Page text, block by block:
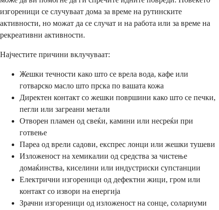
изгореници се случуваат дома за време на рутинските
активности, но можат да се случат и на работа или за време на
рекреативни активности.
Најчестите причини вклучуваат:
Жешки течности како што се врела вода, кафе или
готварско масло што прска по вашата кожа
Директен контакт со жешки површини како што се печки,
пегли или загреани метали
Отворен пламен од свеќи, камини или несреќи при
готвење
Пареа од врели садови, експрес лонци или жешки тушеви
Изложеност на хемикалии од средства за чистење
домаќинства, киселини или индустриски супстанции
Електрични изгореници од дефектни жици, гром или
контакт со извори на енергија
Зрачни изгореници од изложеност на сонце, солариуми